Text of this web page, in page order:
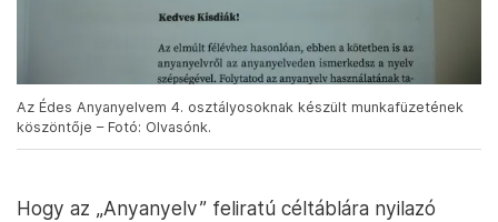
Az Édes Anyanyelvem 4. osztályosoknak készült munkafüzetének
köszöntője – Fotó: Olvasónk.
Hogy az „Anyanyelv” feliratú céltáblára nyilazó